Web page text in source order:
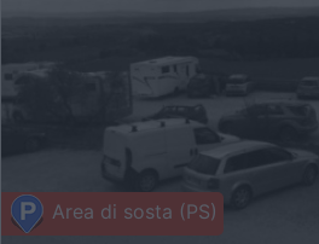
Area di sosta (PS)